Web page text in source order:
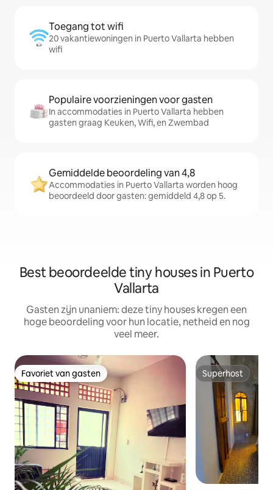
Toegang tot wifi
20 vakantiewoningen in Puerto Vallarta hebben
wifi
Populaire voorzieningen voor gasten
In accommodaties in Puerto Vallarta hebben
gasten graag Keuken, Wifi, en Zwembad
Gemiddelde beoordeling van 4,8
Accommodaties in Puerto Vallarta worden hoog
beoordeeld door gasten: gemiddeld 4,8 op 5.
Best beoordeelde tiny houses in Puerto
Vallarta
Gasten zijn unaniem: deze tiny houses kregen een
hoge beoordeling voor hun locatie, netheid en nog
veel meer.
Favoriet van gasten
Favoriet van gasten Superhost
Superhost